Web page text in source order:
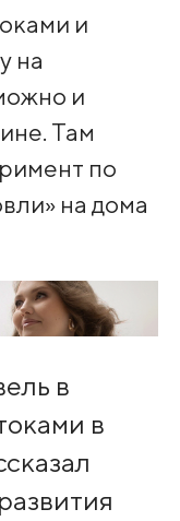
и
на
и
Там
по
на дома
в
в